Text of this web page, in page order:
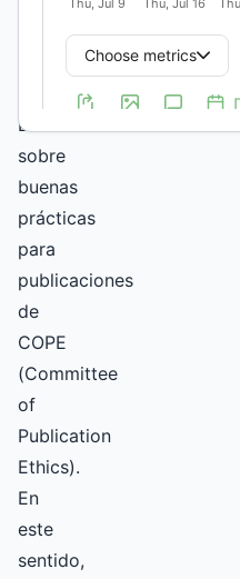
Huellasadhiere
Directrices
sobre
buenas
prácticas
para
publicaciones
de
COPE
(Committee
of
Publication
Ethics).
En
este
sentido,